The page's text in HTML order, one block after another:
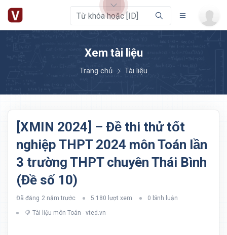
Xem tài liệu
Trang chủ Tài liệu
[XMIN 2024] – Đề thi thử tốt
nghiệp THPT 2024 môn Toán lần
3 trường THPT chuyên Thái Bình
(Đề số 10)
Đã đăng 2 năm trước 5.180 lượt xem 0 bình luận
Tài liệu môn Toán - vted.vn